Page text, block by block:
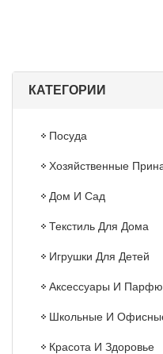
КАТЕГОРИИ
Посуда
Хозяйственные
Дом И Сад
Текстиль Для Дома
Игрушки Для Детей
Аксессуары И
Школьные И
Красота И Здоровье